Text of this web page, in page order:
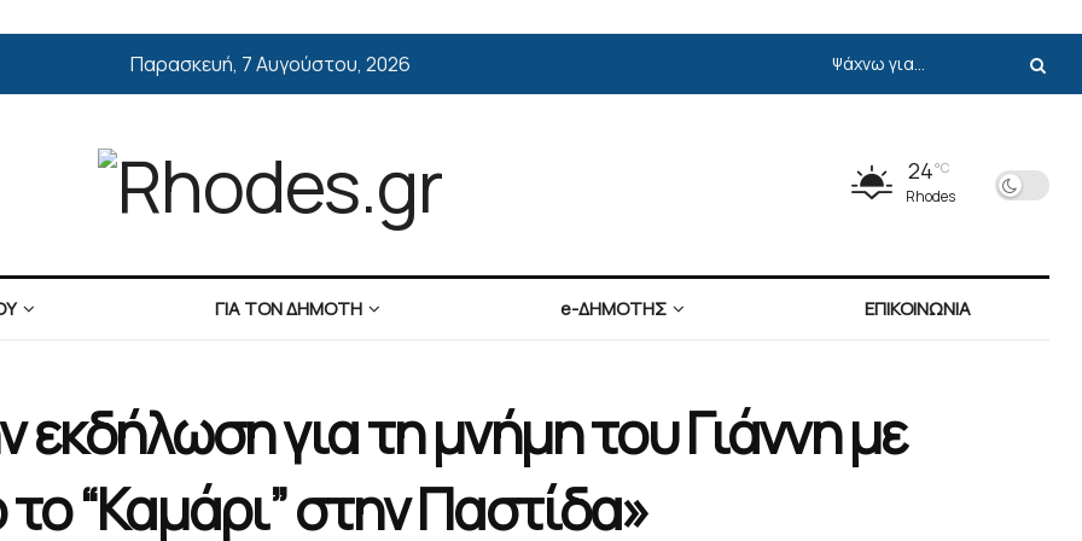
Παρασκευή, 7 Αυγούστου, 2026
24°C
Rhodes
ΓΙΑ ΤΟΝ ΔΗΜΟΤΗ e-ΔΗΜΟΤΗΣ ΕΠΙΚΟΙΝΩΝΙΑ
για τη μνήμη του Γιάννη με
“Καμάρι” στην Παστίδα»